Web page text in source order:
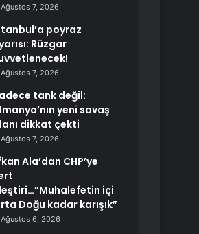
Ağustos 7, 2026
poyraz
Rüzgar
Ağustos 7, 2026
tank değil:
yeni savaş
dikkat çekti
Ağustos 7, 2026
Ala’dan CHP’ye
içi
Doğu kadar karışık”
Ağustos 6, 2026